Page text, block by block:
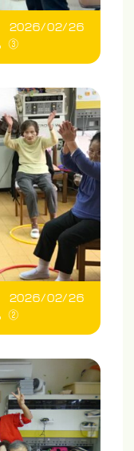
2026/02/26
③
2026/02/26
②